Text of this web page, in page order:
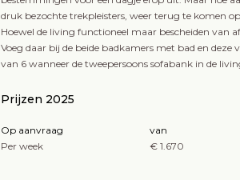
druk bezochte trekpleisters, weer terug te komen
Hoewel de living functioneel maar bescheiden van
Voeg daar bij de beide badkamers met bad en
van 6 wanneer de tweepersoons sofabank in de
Prijzen 2025
Op aanvraag van
Per week
€ 1.670